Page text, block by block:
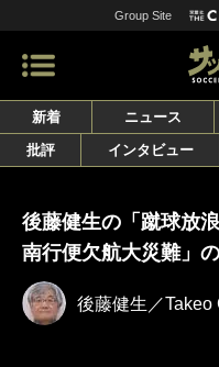
Group Site
新着 ニュース
批評
インタビュー
後藤健生の「蹴球放
南行便欠航大災難」
後藤健生／Takeo